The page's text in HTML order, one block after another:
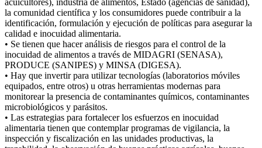
la comunidad científica y los consumidores puede contribuir a la
identificación, formulación y ejecución de políticas para asegurar la
calidad e inocuidad alimentaria.
• Se tienen que hacer análisis de riesgos para el control de la
inocuidad de alimentos a través de MIDAGRI (SENASA),
PRODUCE (SANIPES) y MINSA (DIGESA).
• Hay que invertir para utilizar tecnologías (laboratorios móviles
equipados, entre otros) u otras herramientas modernas para
monitorear la presencia de contaminantes químicos, contaminantes
microbiológicos y parásitos.
• Las estrategias para fortalecer los esfuerzos en inocuidad
alimentaria tienen que contemplar programas de vigilancia, la
inspección y fiscalización en las unidades productivas, la